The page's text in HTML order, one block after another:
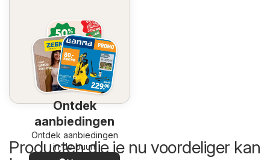
Ontdek
aanbiedingen
Ontdek aanbiedingen
in de buurt
Producten die je nu voordeliger kan